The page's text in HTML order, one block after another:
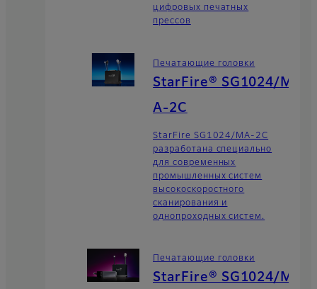
цифровых печатных
прессов
Печатающие головки
StarFire® SG1024/M
A-2C
StarFire SG1024/MA-2C
разработана специально
для современных
промышленных систем
высокоскоростного
сканирования и
однопроходных систем.
Печатающие головки
StarFire® SG1024/M